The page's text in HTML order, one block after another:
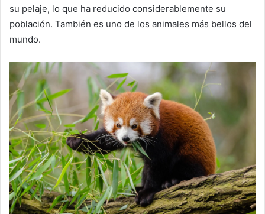
su pelaje, lo que ha reducido considerablemente su
población. También es uno de los animales más bellos del
mundo.